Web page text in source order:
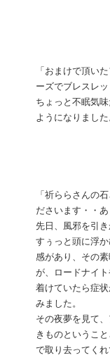
「おまけで頂い
ーズでブレスレッ
ちょっと不眠気
ようになりました
「祈ららさんの
ださいます・・あ
先日、風邪を引
すぅっと頭に浮
感があり、その
が、ロードナイ
着けていたら症
みました。
その夜夢を見て
きものというこ
で取り去ってく